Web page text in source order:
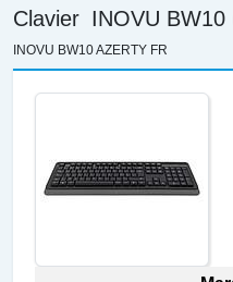
Clavier INOVU BW10
INOVU BW10 AZERTY FR